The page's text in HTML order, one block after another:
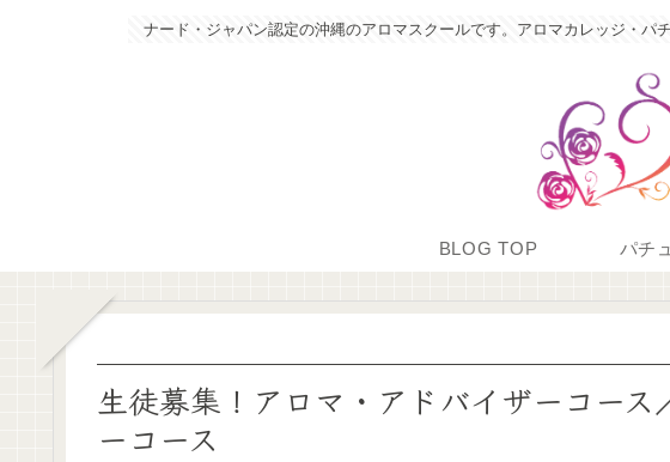
ナード・ジャパン認定の沖縄のアロマスクールです。アロマカレッジ・パ
BLOG TOP パチ
生徒募集！アロマ・アドバイザーコー
ーコース